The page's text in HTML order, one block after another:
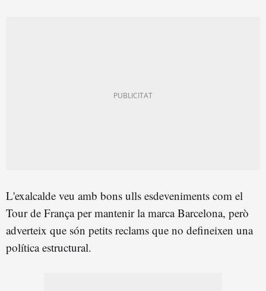
L'exalcalde veu amb bons ulls esdeveniments com el
Tour de França per mantenir la marca Barcelona, però
adverteix que són petits reclams que no defineixen una
política estructural.